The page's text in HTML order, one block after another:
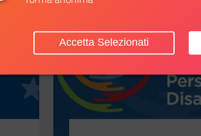
Accetta Selezionati